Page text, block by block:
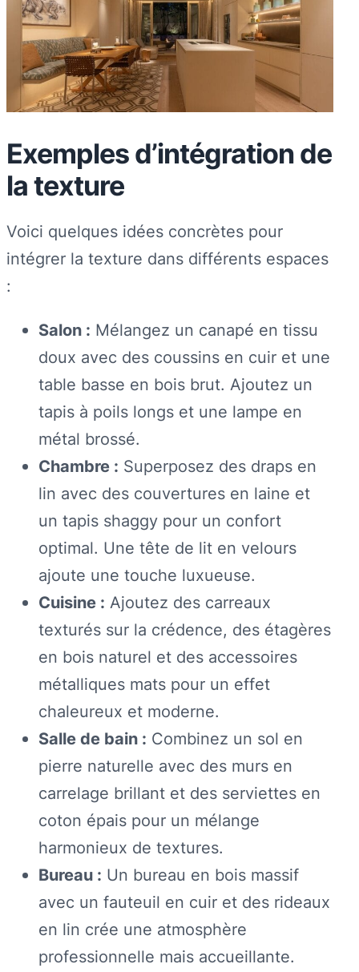
Exemples d’intégration de
la texture
Voici quelques idées concrètes pour
intégrer la texture dans différents espaces
:
Salon : Mélangez un canapé en tissu
doux avec des coussins en cuir et une
table basse en bois brut. Ajoutez un
tapis à poils longs et une lampe en
métal brossé.
Chambre : Superposez des draps en
lin avec des couvertures en laine et
un tapis shaggy pour un confort
optimal. Une tête de lit en velours
ajoute une touche luxueuse.
Cuisine : Ajoutez des carreaux
texturés sur la crédence, des étagères
en bois naturel et des accessoires
métalliques mats pour un effet
chaleureux et moderne.
Salle de bain : Combinez un sol en
pierre naturelle avec des murs en
carrelage brillant et des serviettes en
coton épais pour un mélange
harmonieux de textures.
Bureau : Un bureau en bois massif
avec un fauteuil en cuir et des rideaux
en lin crée une atmosphère
professionnelle mais accueillante.